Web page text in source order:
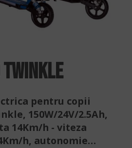
pentru copii
150W/24V/2.5Ah,
14Km/h - viteza
h, autonomie